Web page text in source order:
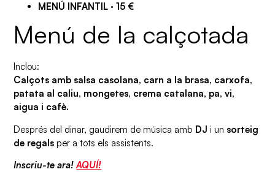
MENÚ INFANTIL · 15 €
Menú de la calçotada
Inclou:
Calçots amb salsa casolana, carn a la brasa, carxofa,
patata al caliu, mongetes, crema catalana, pa, vi,
aigua i cafè.
Després del dinar, gaudirem de música amb DJ i un sorteig
de regals per a tots els assistents.
Inscriu-te ara!AQUÍ!